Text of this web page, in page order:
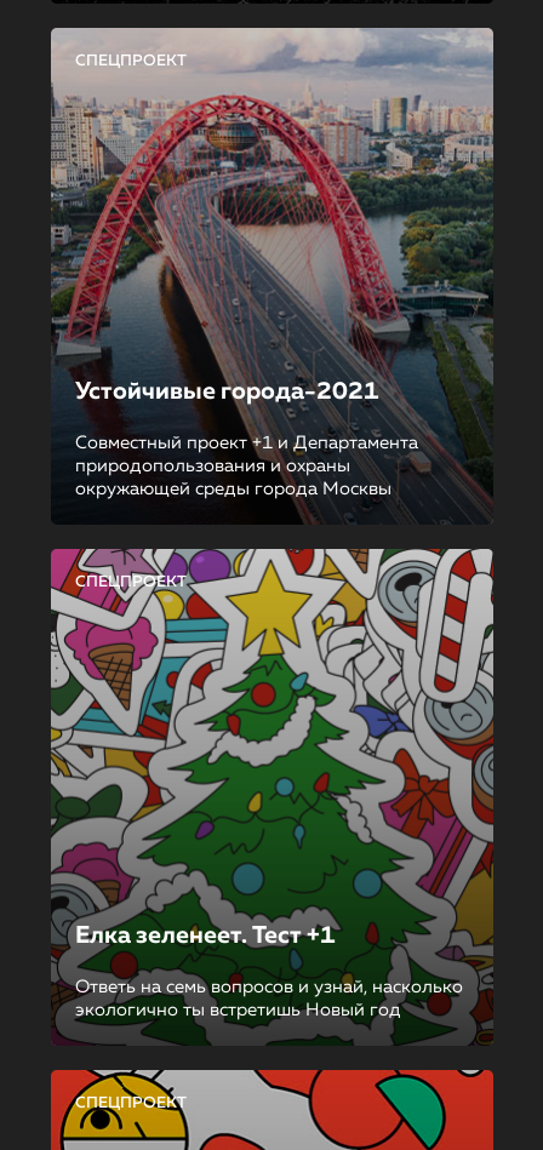
СПЕЦПРОЕКТ
Устойчивые города-2021
Совместный проект +1 и Департамента
природопользования и охраны
окружающей среды города Москвы
СПЕЦПРОЕКТ
Елка зеленеет. Тест +1
Ответь на семь вопросов и узнай, насколько
экологично ты встретишь Новый год
СПЕЦПРОЕКТ